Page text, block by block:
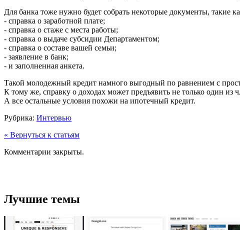
Для банка тоже нужно будет собрать некоторые документы, такие
- справка о заработной плате;
- справка о стаже с места работы;
- справка о выдаче субсидии Департаментом;
- справка о составе вашей семьи;
- заявление в банк;
- и заполненная анкета.
Такой молодежный кредит намного выгодный по равнением с
К тому же, справку о доходах может предъявить не только один
А все остальные условия похожи на ипотечный кредит.
Рубрика: Интервью
« Вернуться к статьям
Комментарии закрыты.
Лучшие темы